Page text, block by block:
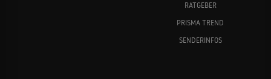
RATGEBER
PRISMA TREND
SENDERINFOS